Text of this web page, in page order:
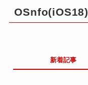
OSnfo(iOS18)
新着記事